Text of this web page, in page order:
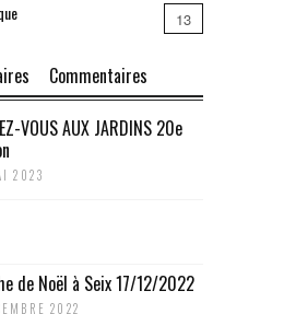
13
Commentaires
VOUS AUX JARDINS 20e
2023
de Noël à Seix 17/12/2022
2022